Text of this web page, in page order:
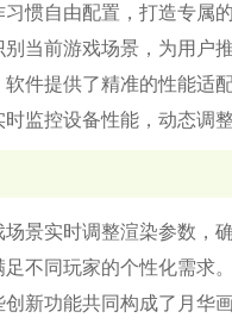
惯自由配置，打造专属
当前游戏场景，为用户
件提供了精准的性能适
监控设备性能，动态调
景实时调整渲染参数，
不同玩家的个性化需求
新功能共同构成了月华